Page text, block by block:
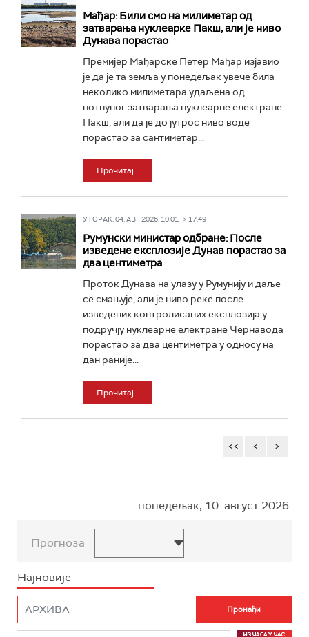
Мађар: Били смо на милиметар од
затварања нуклеарке Пакш, али је ниво
Дунава порастао
Премијер Мађарске Петер Мађар изјавио
је да је та земља у понедељак увече била
неколико милиметара удаљена од
потпуног затварања нуклеарне електране
Пакш, али да је до јутрос ниво воде
порастао за сантиметар...
Прочитај
УТОРАК, 04. АВГ 2026, 10:01 -> 17:49
Румунски министар одбране: После
изведене експлозије Дунав порастао за
два центиметра
Проток Дунава на улазу у Румунију и даље
се смањује, али је ниво реке после
изведених контролисаних експлозија у
подручју нуклеарне електране Чернавода
порастао за два центиметра у односу на
дан раније...
Прочитај
<< < >
понедељак, 10. август 2026.
Прогноза
Најновије